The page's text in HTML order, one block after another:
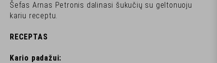
Šefas Arnas Petronis dalinasi šukučių su geltonuoju
kariu receptu.
RECEPTAS
Kario padažui: